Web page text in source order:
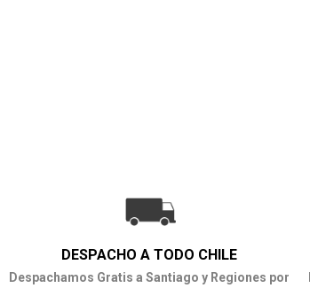
DESPACHO A TODO CHILE
Despachamos Gratis a Santiago y Regiones por